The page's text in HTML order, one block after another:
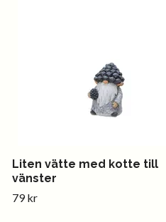
Liten vätte med kotte till
vänster
79 kr